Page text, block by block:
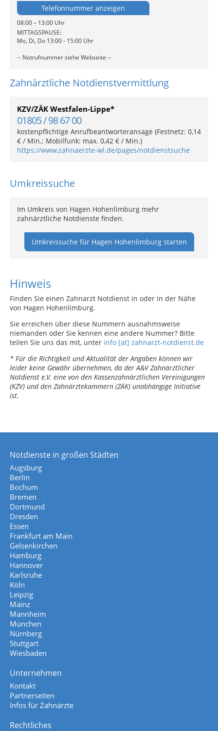
Telefonnummer anzeigen
08:00 – 13:00 Uhr
MITTAGSPAUSE:
Mo, Di, Do 13:00 - 15:00 Uhr
-- Notrufnummer siehe Webseite --
Zahnärztliche Notdienstvermittlung
KZV/ZÄK Westfalen-Lippe*
01805 / 98 67 00
kostenpflichtige Anrufbeantworteransage (Festnetz: 0,14
€ / Min.; Mobilfunk: max. 0,42 € / Min.)
https://www.zahnaerzte-wl.de/pages/notdienstsuche
Umkreissuche
Im Umkreis von Hagen Hohenlimburg mehr
zahnärztliche Notdienste finden.
Umkreissuche für Hagen Hohenlimburg starten
Hinweis
Finden Sie einen Zahnarzt Notdienst in oder in der Nähe
von Hagen Hohenlimburg.
Sie erreichen über diese Nummern ausnahmsweise
niemanden oder Sie kennen eine andere Nummer? Bitte
teilen Sie uns das mit, unter info [at] zahnarzt-notdienst.de
* Für die Richtigkeit und Aktualität der Angaben können wir
leider keine Gewähr übernehmen, da der A&V Zahnärztlicher
Notdienst e.V. eine von den Kassenzahnärztlichen Vereinigungen
(KZV) und den Zahnärztekammern (ZÄK) unabhängige Initiative
ist.
Notdienste in großen Städten
Augsburg
Berlin
Bochum
Bremen
Dortmund
Dresden
Essen
Frankfurt am Main
Gelsenkirchen
Hamburg
Hannover
Karlsruhe
Köln
Leipzig
Mainz
Mannheim
München
Nürnberg
Stuttgart
Wiesbaden
Unternehmen
Kontakt
Partnerseiten
Infos für Zahnärzte
Rechtliches